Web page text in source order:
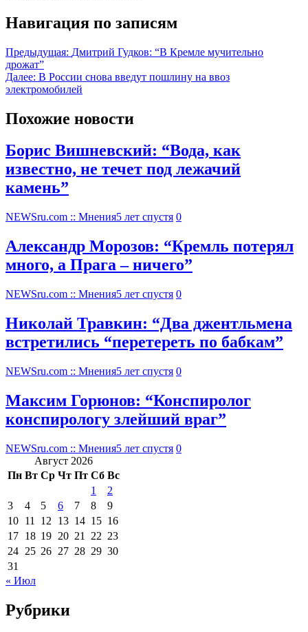
Навигация по записям
Предыдущая: Дмитрий Гудков: “В Кремле мучительно
дрожат”
Далее: В России снова введут пошлину на ввоз
электромобилей
Похожие новости
Борис Вишневский: “Вода, как
известно, не течет под лежачий
камень”
NEWSru.com :: Мнения5 лет спустя 0
Александр Морозов: “Кремль потерял
много, а Прага – ничего”
NEWSru.com :: Мнения5 лет спустя 0
Николай Травкин: “Два джентльмена
встретились “перетереть по бабкам”
NEWSru.com :: Мнения5 лет спустя 0
Максим Горюнов: “Конспиролог
конспирологу злейший враг”
NEWSru.com :: Мнения5 лет спустя 0
Август 2026
Пн Вт Ср Чт Пт Сб Вс
1
2
3
4 5 6 7 8
9
10 11 12 13 14 15 16
17 18 19 20 21 22 23
24 25 26 27 28 29 30
31
« Июл
Рубрики